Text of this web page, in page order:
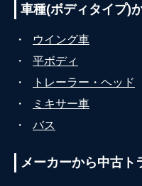
車種(ボディタイプ)
・ ウイング車
・
平ボディ
・
トレーラー・ヘッド
・
ミキサー車
・
バス
メーカーから中古ト